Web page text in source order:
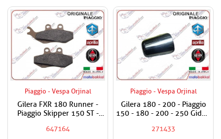
Piaggio - Vespa Orjinal
Gilera FXR 180 Runner -
Piaggio Skipper 150 ST -
Balatası
647164
Piaggio - Vespa Orjinal
Gilera 180 - 200 - Piaggio
150 - 180 - 200 - 250 Gidon
Topuzu / Adet Fiyatıdır
271433